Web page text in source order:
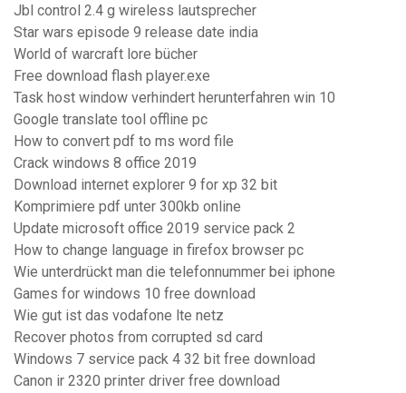
Jbl control 2.4 g wireless lautsprecher
Star wars episode 9 release date india
World of warcraft lore bücher
Free download flash player.exe
Task host window verhindert herunterfahren win 10
Google translate tool offline pc
How to convert pdf to ms word file
Crack windows 8 office 2019
Download internet explorer 9 for xp 32 bit
Komprimiere pdf unter 300kb online
Update microsoft office 2019 service pack 2
How to change language in firefox browser pc
Wie unterdrückt man die telefonnummer bei iphone
Games for windows 10 free download
Wie gut ist das vodafone lte netz
Recover photos from corrupted sd card
Windows 7 service pack 4 32 bit free download
Canon ir 2320 printer driver free download